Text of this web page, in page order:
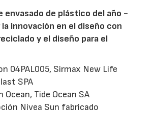
envasado de plástico del año -
innovación en el diseño con
y el diseño para el
04PAL005, Sirmax New Life
SPA
Ocean, Tide Ocean SA
Nivea Sun fabricado